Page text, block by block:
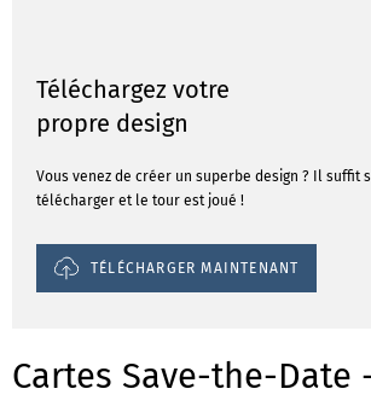
Téléchargez votre
propre design
Vous venez de créer un superbe design ? Il suffit
télécharger et le tour est joué !
TÉLÉCHARGER MAINTENANT